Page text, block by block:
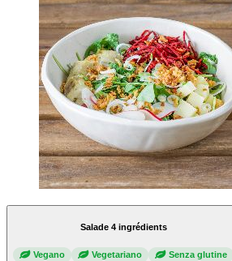
Salade 4 ingrédients
Vegano Vegetariano Senza glutine